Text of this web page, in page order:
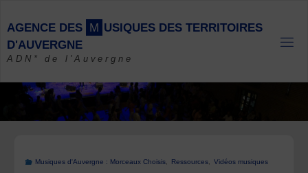
content
AGENCE DES M USIQUES DES TERRITOIRES
D'AUVERGNE
ADN* de l'Auvergne
Musiques d'Auvergne : Morceaux Choisis Ressources Vidéos musiques